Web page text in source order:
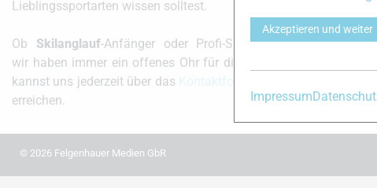
Lieblingssportarten wissen solltest.
Ob Skilanglauf-Anfänger oder Profi-Sportler,
wir haben immer ein offenes Ohr für dich! Du
kannst uns jederzeit über das
erreichen.
© 2026 Felgenhauer Medien GbR
Akzeptieren und weiter
Impressum